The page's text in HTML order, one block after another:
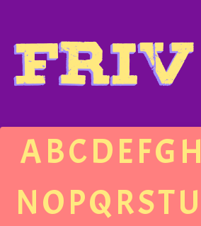
ABCDEFGH
NOPQRSTU